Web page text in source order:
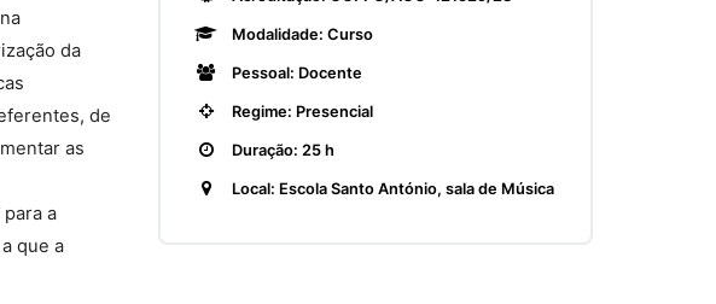
da
de
as
a
que a
Modalidade: Curso
Pessoal: Docente
Regime: Presencial
Duração: 25 h
Local: Escola Santo António, sala de Música